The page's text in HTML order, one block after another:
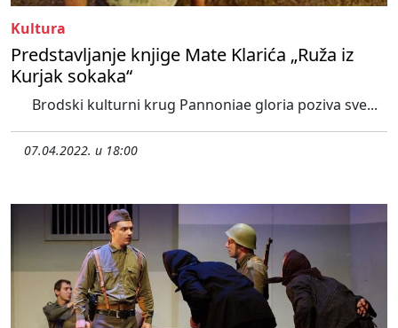
Kultura
Predstavljanje knjige Mate Klarića „Ruža iz
Kurjak sokaka“
Brodski kulturni krug Pannoniae gloria poziva sve...
07.04.2022. u 18:00